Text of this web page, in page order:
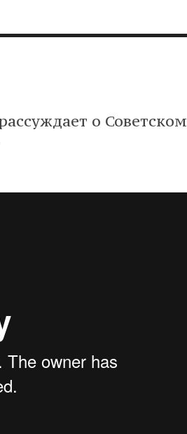
о Советском